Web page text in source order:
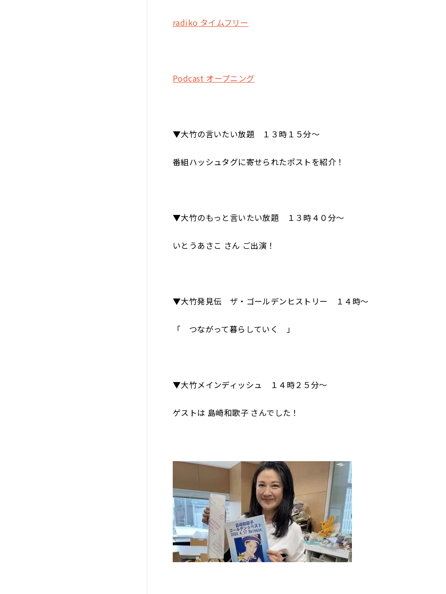
radiko タイムフリー
Podcast オープニング
▼大竹の言いたい放題 １３時１５分～
番組ハッシュタグに寄せられたポストを紹介！
▼大竹のもっと言いたい放題 １３時４０分～
いとうあさこ さん ご出演！
▼大竹発見伝 ザ・ゴールデンヒストリー １４時～
「 つながって暮らしていく 」
▼大竹メインディッシュ １４時２５分～
ゲストは 島崎和歌子 さんでした！